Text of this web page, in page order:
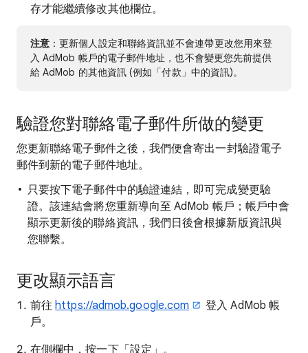
存才能繼續修改其他欄位。
注意 ：更新個人設定和聯絡資訊並不會連帶更改您用來登
入 AdMob 帳戶的電子郵件地址，也不會變更您先前提供
給 AdMob 的其他資訊 (例如「付款」中的資訊)。
驗證您對聯絡電子郵件所做的變更
您更新聯絡電子郵件之後，我們便會寄出一封驗證電子
郵件到新的電子郵件地址。
只要按下電子郵件中的驗證連結，即可完成變更驗
證。該連結會將您重新導向至 AdMob 帳戶；帳戶中會
顯示更新後的聯絡資訊，我們日後會根據新版資訊與
您聯繫。
更改顯示語言
前往https://admob.google.com
登入 AdMob 帳
戶。
在側欄中，按一下「設定」 。